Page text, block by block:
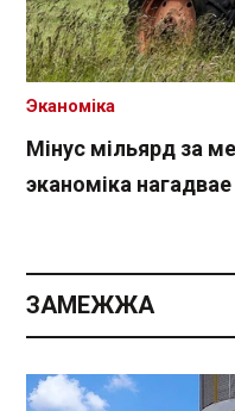
Мінус мільярд за
эканоміка
Эканоміка
ЗАМЕЖЖА